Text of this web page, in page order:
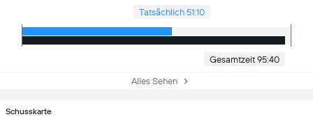
Tatsächlich 51:10
Gesamtzeit 95:40
Alles Sehen
Schusskarte